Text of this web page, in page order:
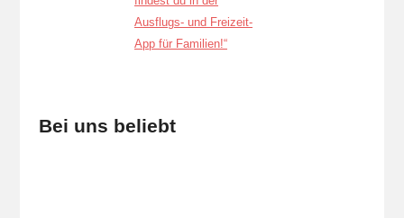
Bei uns beliebt